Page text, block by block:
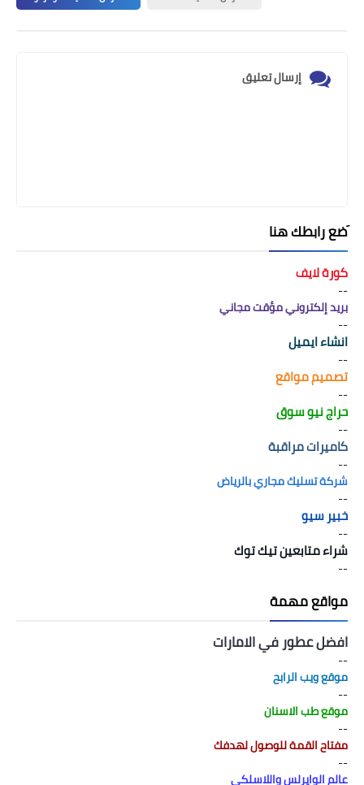
إرسال تعليق
َضع رابطك هنا
كورة لايف
--
بريد إلكتروني مؤقت مجاني
--
انشاء ايميل
--
تصميم مواقع
--
حراج نيو سوق
--
كاميرات مراقبة
--
شركة تسليك مجاري بالرياض
--
خبير سيو
--
شراء متابعين تيك توك
--
مواقع مهمة
افضل عطور في الامارات
--
موقع ويب الرابح
--
موقع طب الاسنان
--
مفتاح القمة للوصول لهدفك
--
عالم الوايرلس واللاسلكي